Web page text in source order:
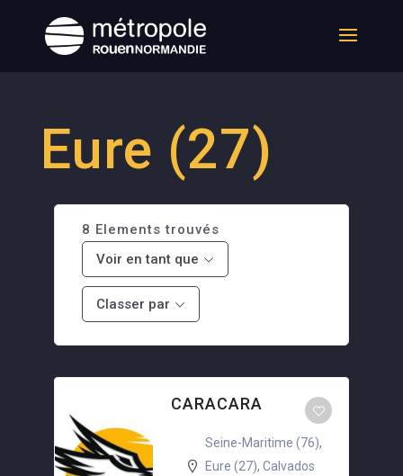
Eure (27)
8 Elements trouvés
Voir en tant que
Classer par
CARACARA
Seine-Maritime (76),
Eure (27), Calvados